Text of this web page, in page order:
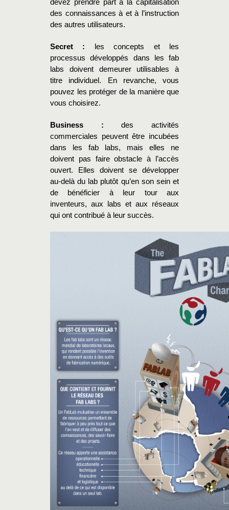
devez prendre part à la capitalisation
des connaissances à et à l’instruction
des autres utilisateurs.
Secret : les concepts et les
processus développés dans les fab
labs doivent demeurer utilisables à
titre individuel. En revanche, vous
pouvez les protéger de la manière que
vous choisirez.
Business : des activités
commerciales peuvent être incubées
dans les fab labs, mais elles ne
doivent pas faire obstacle à l’accès
ouvert. Elles doivent se développer
au-delà du lab plutôt qu’en son sein et
de bénéficier à leur tour aux
inventeurs, aux labs et aux réseaux
qui ont contribué à leur succès.